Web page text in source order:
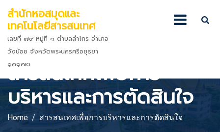
สำนักหอสมุดและ
เทคโนโลยีสารสนเทศ
เลขที่ ๗๙ หมู่ที่ ๑ ตำบลลำไทร อำเภอ
วังน้อย จังหวัดพระนครศรีอยุธยา
๑๓๑๗๐
สารสนเทศเพื่อการ
บริหารและการตัดสินใจ
Home สารสนเทศเพื่อการบริหารและการตัดสินใจ